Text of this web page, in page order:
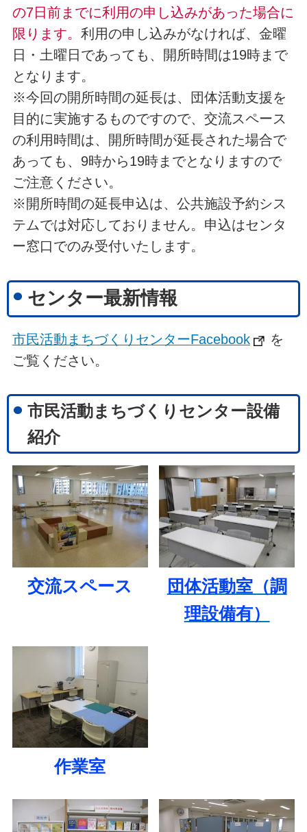
の7日前までに利用の申し込みがあった場合に
限ります。 利用の申し込みがなければ、金曜
日・土曜日であっても、開所時間は19時まで
となります。
※今回の開所時間の延長は、団体活動支援を
目的に実施するものですので、交流スペース
の利用時間は、開所時間が延長された場合で
あっても、9時から19時までとなりますので
ご注意ください。
※開所時間の延長申込は、公共施設予約シス
テムでは対応しておりません。申込はセンタ
ー窓口でのみ受付いたします。
センター最新情報
市民活動まちづくりセンターFacebook
を
ご覧ください。
市民活動まちづくりセンター設備
紹介
交流スペース
団体活動室（調
理設備有）
作業室